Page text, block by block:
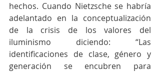
hechos. Cuando Nietzsche se habría
adelantado en la conceptualización
de la crisis de los valores del
iluminismo diciendo: “Las
identificaciones de clase, género y
generación se encubren para